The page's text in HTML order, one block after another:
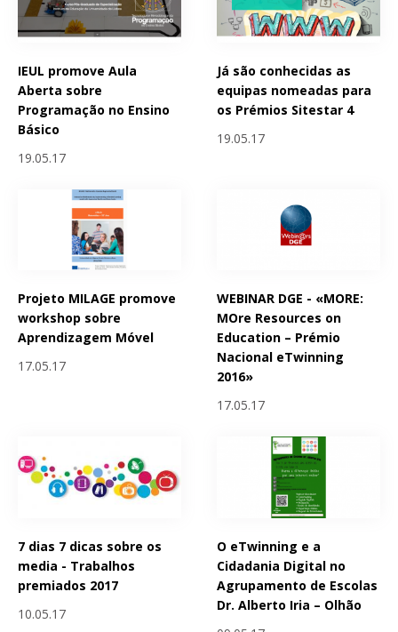
IEUL promove Aula
Aberta sobre
Programação no Ensino
Básico
19.05.17
Já são conhecidas as
equipas nomeadas para
os Prémios Sitestar 4
19.05.17
Projeto MILAGE promove
workshop sobre
Aprendizagem Móvel
17.05.17
WEBINAR DGE - «MORE:
MOre Resources on
Education – Prémio
Nacional eTwinning
2016»
17.05.17
7 dias 7 dicas sobre os
media - Trabalhos
premiados 2017
10.05.17
O eTwinning e a
Cidadania Digital no
Agrupamento de Escolas
Dr. Alberto Iria – Olhão